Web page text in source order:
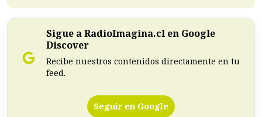
Sigue a RadioImagina.cl en Google
Discover
Recibe nuestros contenidos directamente en tu
feed.
Seguir en Google